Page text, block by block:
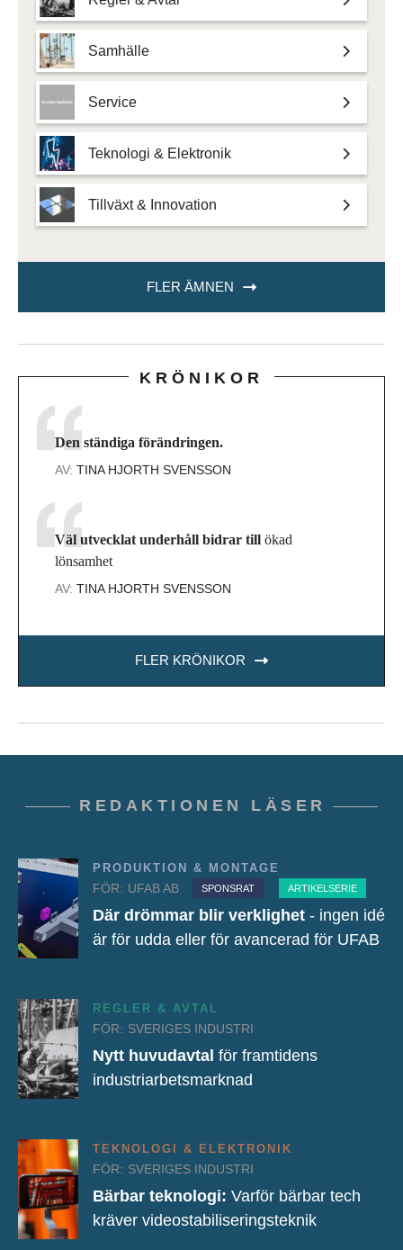
Samhälle
Service
Teknologi & Elektronik
Tillväxt & Innovation
FLER ÄMNEN
KRÖNIKOR
Den ständiga förändringen.
AV: TINA HJORTH SVENSSON
Väl utvecklat underhåll bidrar till ökad
lönsamhet
AV: TINA HJORTH SVENSSON
FLER KRÖNIKOR
REDAKTIONEN LÄSER
PRODUKTION & MONTAGE
FÖR: UFAB AB SPONSRAT ARTIKELSERIE
Där drömmar blir verklighet - ingen idé
är för udda eller för avancerad för UFAB
REGLER & AVTAL
FÖR: SVERIGES INDUSTRI
Nytt huvudavtal för framtidens
industriarbetsmarknad
TEKNOLOGI & ELEKTRONIK
FÖR: SVERIGES INDUSTRI
Bärbar teknologi: Varför bärbar tech
kräver videostabiliseringsteknik